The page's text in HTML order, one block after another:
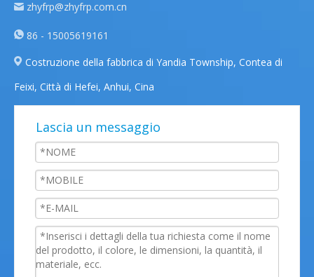
zhyfrp@zhyfrp.com.cn
86 - 15005619161
Costruzione della fabbrica di Yandia Township, Contea di
Feixi, Città di Hefei, Anhui, Cina
Lascia un messaggio